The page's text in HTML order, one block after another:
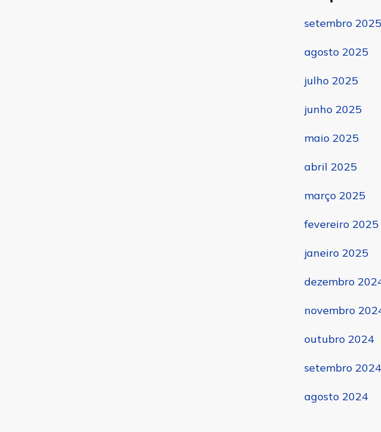
setembro 2025
agosto 2025
julho 2025
junho 2025
maio 2025
abril 2025
março 2025
fevereiro 2025
janeiro 2025
dezembro
novembro
outubro 2024
setembro 2024
agosto 2024